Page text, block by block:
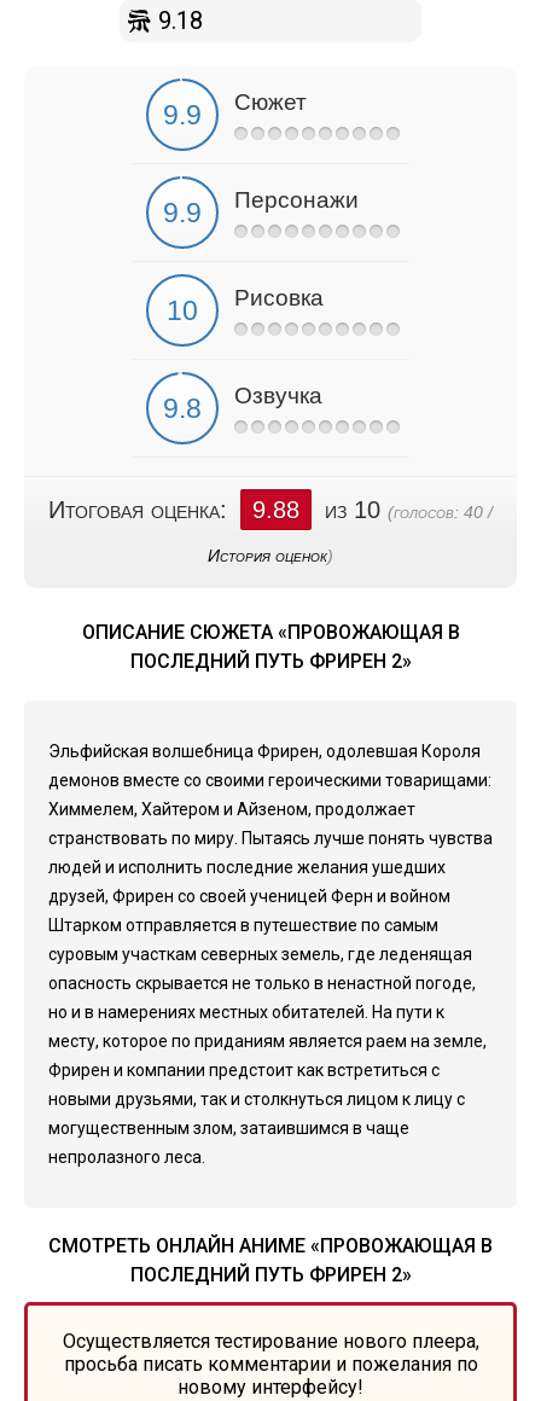
9.18
Сюжет
Персонажи
Рисовка
Озвучка
Итоговая оценка: 9.88 из 10 (голосов: 40 /
История оценок)
ОПИСАНИЕ СЮЖЕТА «ПРОВОЖАЮЩАЯ В
ПОСЛЕДНИЙ ПУТЬ ФРИРЕН 2»
Эльфийская волшебница Фрирен, одолевшая Короля
демонов вместе со своими героическими товарищами:
Химмелем, Хайтером и Айзеном, продолжает
странствовать по миру. Пытаясь лучше понять чувства
людей и исполнить последние желания ушедших
друзей, Фрирен со своей ученицей Ферн и войном
Штарком отправляется в путешествие по самым
суровым участкам северных земель, где леденящая
опасность скрывается не только в ненастной погоде,
но и в намерениях местных обитателей. На пути к
месту, которое по приданиям является раем на земле,
Фрирен и компании предстоит как встретиться с
новыми друзьями, так и столкнуться лицом к лицу с
могущественным злом, затаившимся в чаще
непролазного леса.
СМОТРЕТЬ ОНЛАЙН АНИМЕ «ПРОВОЖАЮЩАЯ В
ПОСЛЕДНИЙ ПУТЬ ФРИРЕН 2»
Осуществляется тестирование нового плеера,
просьба писать комментарии и пожелания по
новому интерфейсу!